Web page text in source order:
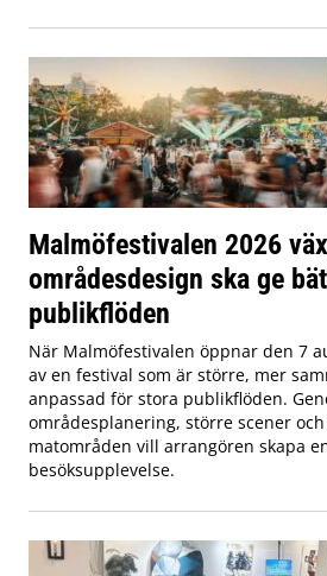
Malmöfestivalen 2026
områdesdesign ska ge
publikflöden
När Malmöfestivalen öppnar den 7
av en festival som är större, mer
anpassad för stora publikflöden.
områdesplanering, större scener
matområden vill arrangören skapa
besöksupplevelse.